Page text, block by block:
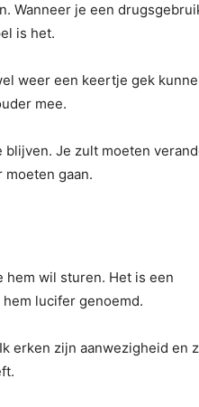
Wanneer je een
is het.
weer een keertje gek
mee.
Je zult moeten
moeten gaan.
hem wil sturen. Het is een
lucifer genoemd.
erken zijn aanwezigheid en